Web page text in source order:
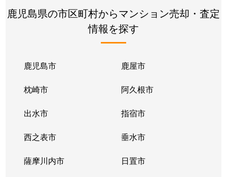
鹿児島県の市区町村からマンション売却・査定
情報を探す
鹿児島市 鹿屋市
枕崎市 阿久根市
出水市 指宿市
西之表市 垂水市
薩摩川内市 日置市